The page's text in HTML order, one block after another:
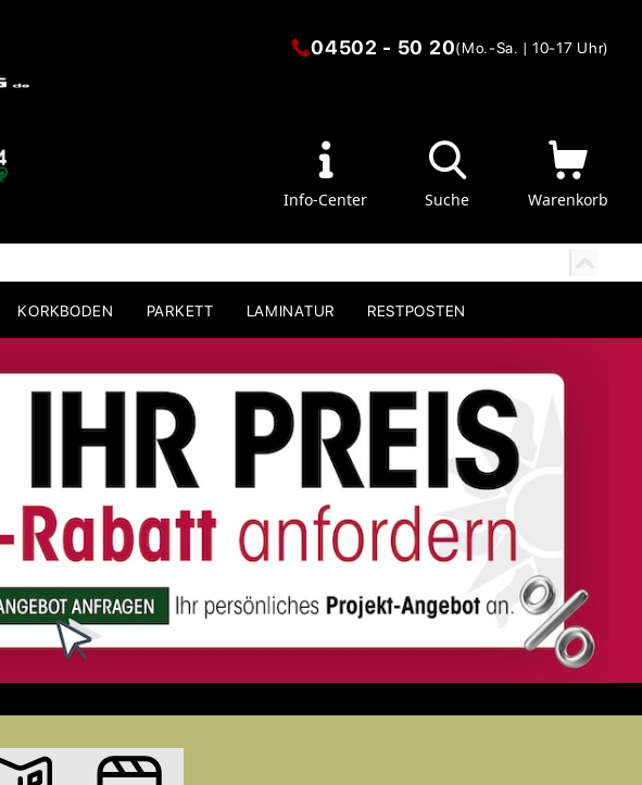
04502 - 50 20(Mo.-Sa. | 10-17 Uhr)
Info-Center Suche Warenkorb
KORKBODEN PARKETT LAMINATUR RESTPOSTEN